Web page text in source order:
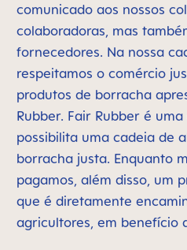
comunicado aos nossos
colaboradoras, mas
fornecedores. Na nossa
respeitamos o comércio
produtos de borracha
Rubber. Fair Rubber é
possibilita uma cadeia de
borracha justa. Enquanto
pagamos, além disso, um
que é diretamente
agricultores, em benefício